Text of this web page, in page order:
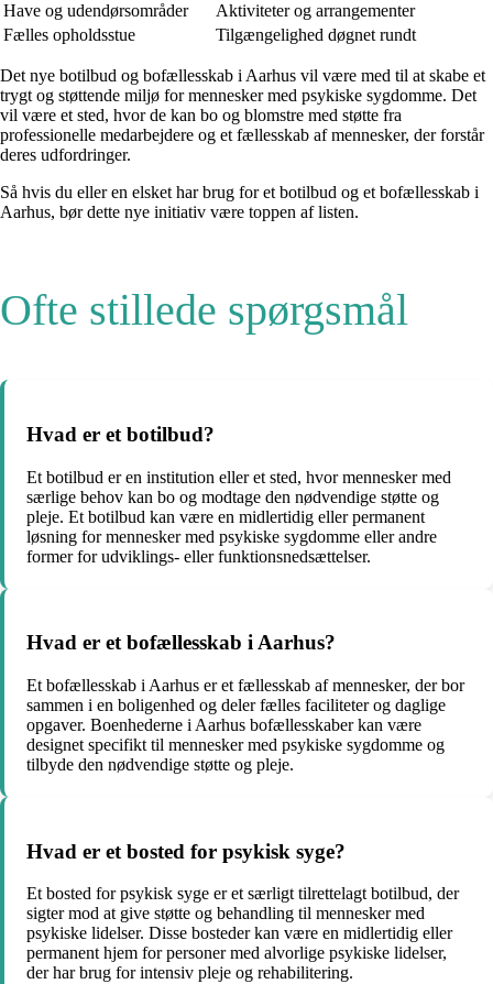
Have og udendørsområder
Aktiviteter og arrangementer
Fælles opholdsstue
Tilgængelighed døgnet rundt
Det nye botilbud og bofællesskab i Aarhus vil være med til at skabe et
trygt og støttende miljø for mennesker med psykiske sygdomme. Det
vil være et sted, hvor de kan bo og blomstre med støtte fra
professionelle medarbejdere og et fællesskab af mennesker, der forstår
deres udfordringer.
Så hvis du eller en elsket har brug for et botilbud og et bofællesskab i
Aarhus, bør dette nye initiativ være toppen af listen.
Ofte stillede spørgsmål
Hvad er et botilbud?
Et botilbud er en institution eller et sted, hvor mennesker med
særlige behov kan bo og modtage den nødvendige støtte og
pleje. Et botilbud kan være en midlertidig eller permanent
løsning for mennesker med psykiske sygdomme eller andre
former for udviklings- eller funktionsnedsættelser.
Hvad er et bofællesskab i Aarhus?
Et bofællesskab i Aarhus er et fællesskab af mennesker, der bor
sammen i en boligenhed og deler fælles faciliteter og daglige
opgaver. Boenhederne i Aarhus bofællesskaber kan være
designet specifikt til mennesker med psykiske sygdomme og
tilbyde den nødvendige støtte og pleje.
Hvad er et bosted for psykisk syge?
Et bosted for psykisk syge er et særligt tilrettelagt botilbud, der
sigter mod at give støtte og behandling til mennesker med
psykiske lidelser. Disse bosteder kan være en midlertidig eller
permanent hjem for personer med alvorlige psykiske lidelser,
der har brug for intensiv pleje og rehabilitering.